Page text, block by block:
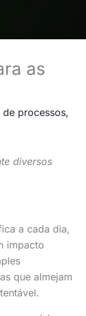
as
de processos,
diversos
a cada dia,
impacto
que almejam